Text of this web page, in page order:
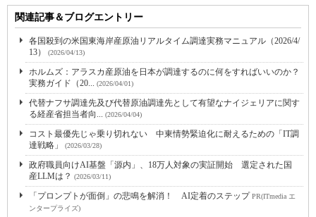
関連記事＆ブログエントリー
各国殺到の米国東海岸産原油リアルタイム調達実務マニュアル（2026/4/
13）
(2026/04/13)
ホルムズ：アラスカ産原油を日本が調達するのに何をすればいいのか？
実務ガイド（20... (2026/04/01)
代替ナフサ調達先及び代替原油調達先として有望なナイジェリアに関す
る経産省担当者向... (2026/04/04)
コスト最優先じゃ乗り切れない 中東情勢緊迫化に耐えるための「IT調
達戦略」
(2026/03/28)
政府職員向けAI基盤「源内」、18万人対象の実証開始 選定された国
産LLMは？ (2026/03/11)
「プロンプトが面倒」の悲鳴を解消！ AI定着のステップPR(ITmedia エ
ンタープライズ)